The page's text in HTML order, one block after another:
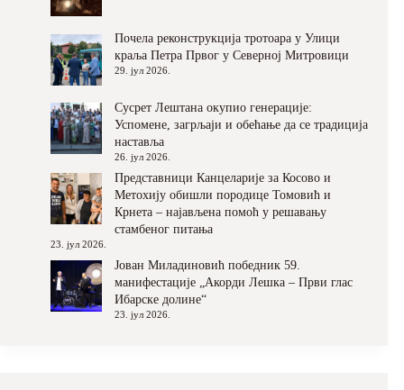
Почела реконструкција тротоара у Улици
краља Петра Првог у Северној Митровици
29. јул 2026.
Сусрет Лештана окупио генерације:
Успомене, загрљаји и обећање да се традиција
наставља
26. јул 2026.
Представници Канцеларије за Косово и
Метохију обишли породице Томовић и
Крнета – најављена помоћ у решавању
стамбеног питања
23. јул 2026.
Јован Миладиновић победник 59.
манифестације „Акорди Лешка – Први глас
Ибарске долине“
23. јул 2026.